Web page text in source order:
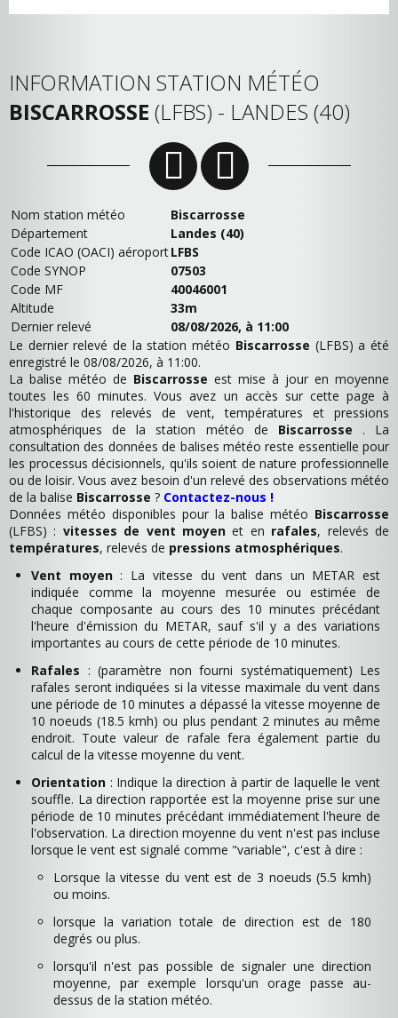
INFORMATION STATION MÉTÉO
BISCARROSSE (LFBS) - LANDES (40)
Nom station météo
Biscarrosse
Département
Landes (40)
Code ICAO (OACI) aéroportLFBS
Code SYNOP
07503
Code MF
40046001
Altitude
33m
Dernier relevé
08/08/2026, à 11:00
Le dernier relevé de la station météo Biscarrosse (LFBS) a été
enregistré le 08/08/2026, à 11:00.
La balise météo de Biscarrosse est mise à jour en moyenne
toutes les 60 minutes. Vous avez un accès sur cette page à
l'historique des relevés de vent, températures et pressions
atmosphériques de la station météo de Biscarrosse . La
consultation des données de balises météo reste essentielle pour
les processus décisionnels, qu'ils soient de nature professionnelle
ou de loisir. Vous avez besoin d'un relevé des observations météo
de la balise Biscarrosse ? Contactez-nous !
Données météo disponibles pour la balise météo Biscarrosse
(LFBS) : vitesses de vent moyen et en rafales, relevés de
températures, relevés de pressions atmosphériques.
Vent moyen: La vitesse du vent dans un METAR est
indiquée comme la moyenne mesurée ou estimée de
chaque composante au cours des 10 minutes précédant
l'heure d'émission du METAR, sauf s'il y a des variations
importantes au cours de cette période de 10 minutes.
Rafales : (paramètre non fourni systématiquement) Les
rafales seront indiquées si la vitesse maximale du vent dans
une période de 10 minutes a dépassé la vitesse moyenne de
10 noeuds (18.5 kmh) ou plus pendant 2 minutes au même
endroit. Toute valeur de rafale fera également partie du
calcul de la vitesse moyenne du vent.
Orientation : Indique la direction à partir de laquelle le vent
souffle. La direction rapportée est la moyenne prise sur une
période de 10 minutes précédant immédiatement l'heure de
l'observation. La direction moyenne du vent n'est pas incluse
lorsque le vent est signalé comme "variable", c'est à dire :
Lorsque la vitesse du vent est de 3 noeuds (5.5 kmh)
ou moins.
lorsque la variation totale de direction est de 180
degrés ou plus.
lorsqu'il n'est pas possible de signaler une direction
moyenne, par exemple lorsqu'un orage passe au-
dessus de la station météo.